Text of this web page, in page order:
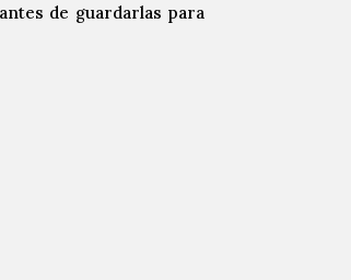
de guardarlas para